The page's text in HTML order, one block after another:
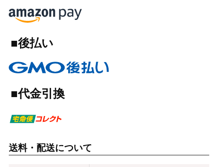
■後払い
■代金引換
送料・配送について